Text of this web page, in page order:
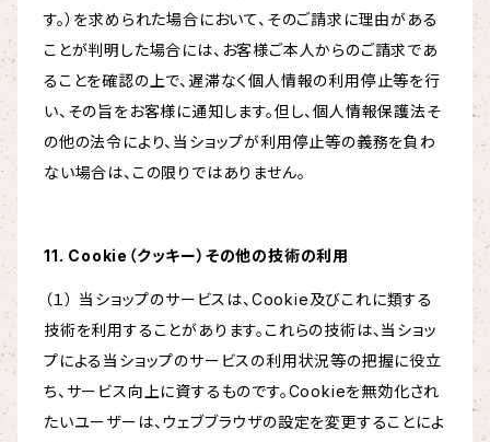
す。）を求められた場合において、そのご請求に理由がある
ことが判明した場合には、お客様ご本人からのご請求であ
ることを確認の上で、遅滞なく個人情報の利用停止等を行
い、その旨をお客様に通知します。但し、個人情報保護法そ
の他の法令により、当ショップが利用停止等の義務を負わ
ない場合は、この限りではありません。
11. Cookie（クッキー）その他の技術の利用
（１） 当ショップのサービスは、Cookie及びこれに類する
技術を利用することがあります。これらの技術は、当ショッ
プによる当ショップのサービスの利用状況等の把握に役立
ち、サービス向上に資するものです。Cookieを無効化され
たいユーザーは、ウェブブラウザの設定を変更することによ